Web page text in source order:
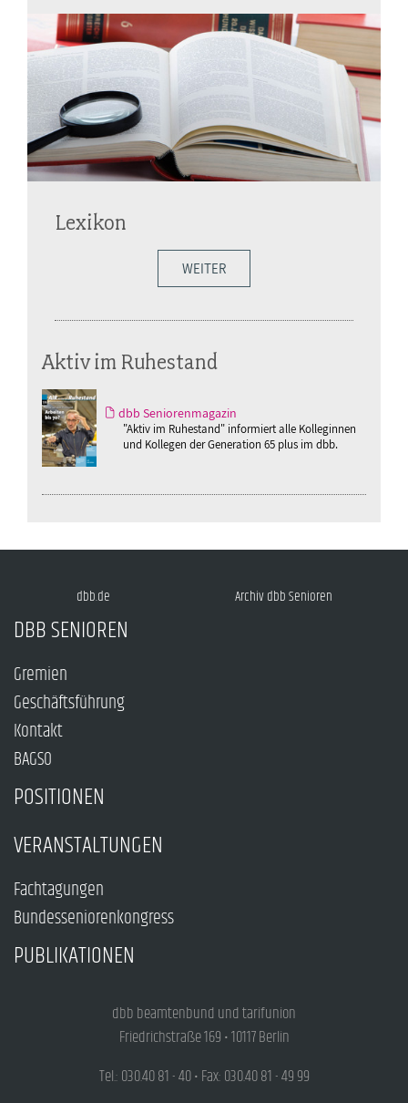
Lexikon
WEITER
Aktiv im Ruhestand
dbb Seniorenmagazin
"Aktiv im Ruhestand" informiert alle Kolleginnen
und Kollegen der Generation 65 plus im dbb.
dbb.de Archiv dbb Senioren
DBB SENIOREN
Gremien
Geschäftsführung
Kontakt
BAGSO
POSITIONEN
VERANSTALTUNGEN
Fachtagungen
Bundesseniorenkongress
PUBLIKATIONEN
dbb beamtenbund und tarifunion
Friedrichstraße 169 • 10117 Berlin
Tel.: 030.40 81 - 40 • Fax: 030.40 81 - 49 99